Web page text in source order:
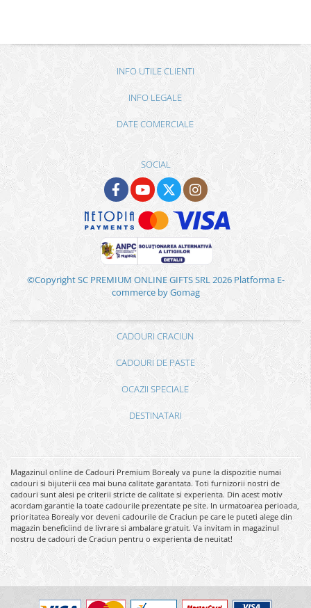
INFO UTILE CLIENTI
INFO LEGALE
DATE COMERCIALE
SOCIAL
©Copyright SC PREMIUM ONLINE GIFTS SRL 2026 Platforma E-
commerce by Gomag
CADOURI CRACIUN
CADOURI DE PASTE
OCAZII SPECIALE
DESTINATARI
Magazinul online de Cadouri Premium Borealy va pune la dispozitie numai
cadouri si bijuterii cea mai buna calitate garantata. Toti furnizorii nostri de
cadouri sunt alesi pe criterii stricte de calitate si experienta. Din acest motiv
acordam garantie la toate cadourile prezentate pe site. In urmatoarea perioada,
prioritatea Borealy vor deveni cadourile de Craciun pe care le puteti alege din
magazin beneficiind de livrare si ambalare gratuit. Va invitam in magazinul
nostru de cadouri de Craciun pentru o experienta de neuitat!